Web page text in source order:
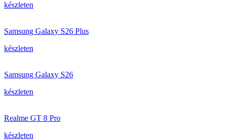
készleten
Samsung Galaxy S26 Plus
készleten
Samsung Galaxy S26
készleten
Realme GT 8 Pro
készleten